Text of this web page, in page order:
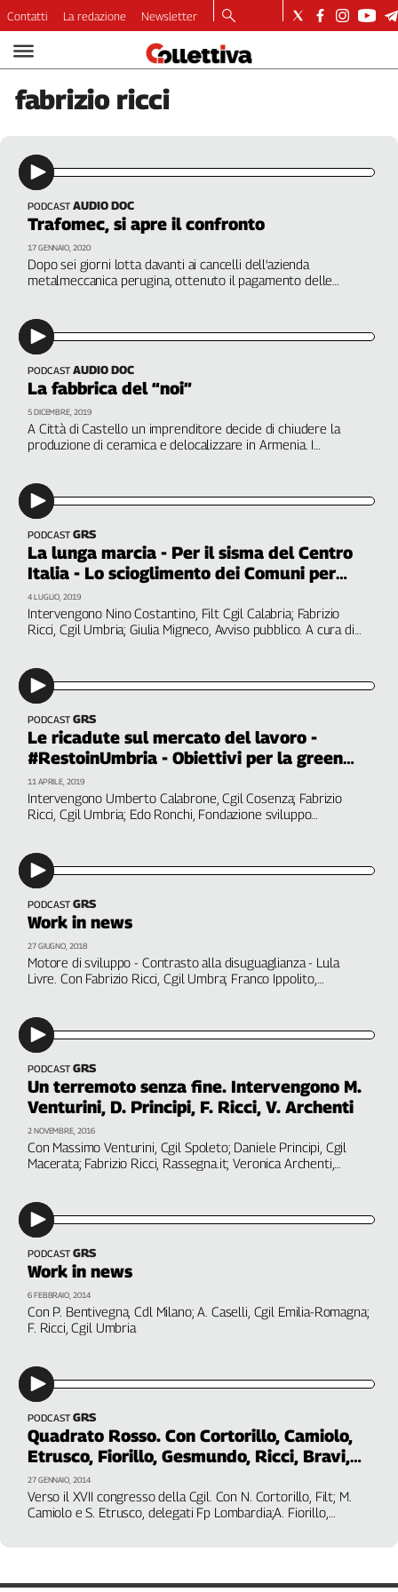
Video
Podcast
Dirette
Economia
Lavoro
Ambiente
Diritti
Welfare
Internazionale
Culture
Categorie
Filcams
Filctem
Fillea
Fiom
Flai
Flc
Nidil
Inca
Speciali
G8
Genova,
sangue
della
ragione
120
anni
Cgil
Collettiva
Collettiva
Play
Rubriche
Collettiva
Talk
La
settimana
Il
Sassolino
Linea
Economica
Tech
Inserti
Diffusa
InFlai
Le
trasmissioni
tv
Progress
Contatti La redazione Newsletter
fabrizio ricci
PODCAST AUDIO DOC
Trafomec, si apre il confronto
Dopo sei giorni lotta davanti ai cancelli dell'azienda
metalmeccanica perugina, ottenuto il pagamento delle
17 GENNAIO, 2020
PODCAST AUDIO DOC
La fabbrica del “noi”
A Città di Castello un imprenditore decide di chiudere la
produzione di ceramica e delocalizzare in Armenia. I
5 DICEMBRE, 2019
PODCAST GRS
La lunga marcia - Per il sisma del Centro
Italia - Lo scioglimento dei Comuni per
mafia
Intervengono Nino Costantino, Filt Cgil Calabria; Fabrizio
Ricci, Cgil Umbria; Giulia Migneco, Avviso pubblico. A cura di
4 LUGLIO, 2019
PODCAST GRS
Le ricadute sul mercato del lavoro -
#RestoinUmbria - Obiettivi per la green
economy
Intervengono Umberto Calabrone, Cgil Cosenza; Fabrizio
Ricci, Cgil Umbria; Edo Ronchi, Fondazione sviluppo
11 APRILE, 2019
PODCAST GRS
Work in news
Motore di sviluppo - Contrasto alla disuguaglianza - Lula
Livre. Con Fabrizio Ricci, Cgil Umbra; Franco Ippolito,
27 GIUGNO, 2018
PODCAST GRS
Un terremoto senza fine. Intervengono M.
Venturini, D. Principi, F. Ricci, V. Archenti
Con Massimo Venturini, Cgil Spoleto; Daniele Principi, Cgil
Macerata; Fabrizio Ricci, Rassegna.it; Veronica Archenti,
2 NOVEMBRE, 2016
PODCAST GRS
Work in news
Con P. Bentivegna, Cdl Milano; A. Caselli, Cgil Emilia-Romagna;
F. Ricci, Cgil Umbria
6 FEBBRAIO, 2014
PODCAST GRS
Quadrato Rosso. Con Cortorillo, Camiolo,
Etrusco, Fiorillo, Gesmundo, Ricci, Bravi,
Lamonica
Verso il XVII congresso della Cgil. Con N. Cortorillo, Filt; M.
Camiolo e S. Etrusco, delegati Fp Lombardia;A. Fiorillo,
27 GENNAIO, 2014